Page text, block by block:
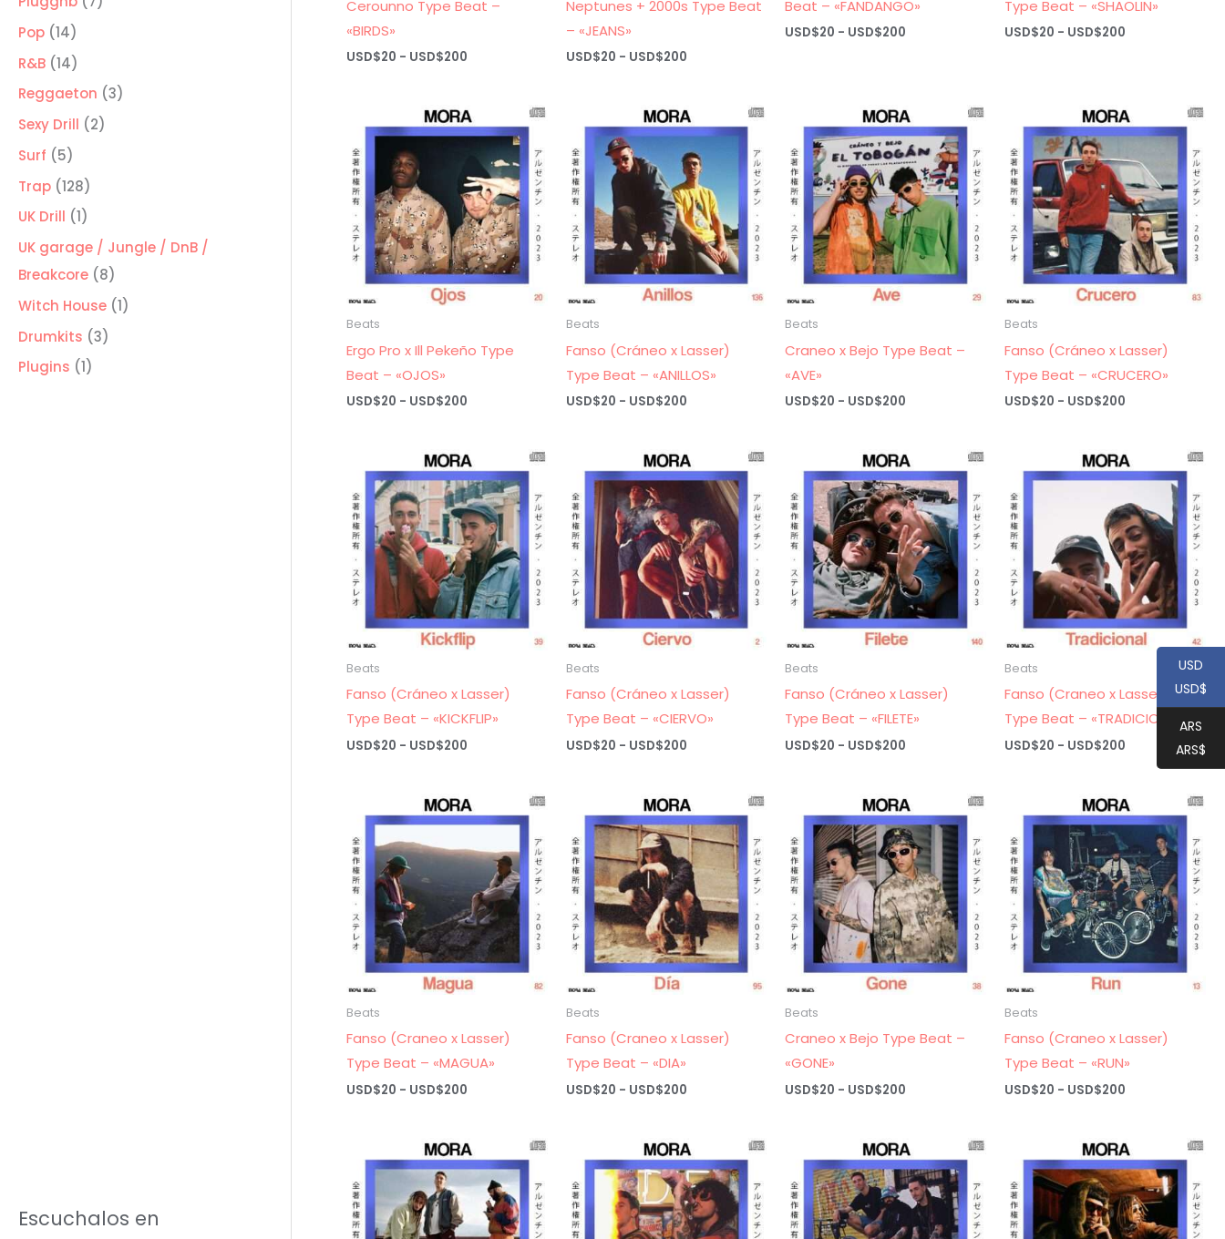
Pop 1414
productos
R&B 1414
productos
Reggaeton 33
Sexy Drill 22
Surf 55
productos
Trap 128128
productos
UK Drill 11
producto
UK garage / Jungle / DnB /
Breakcore
88
productos
Witch House 11
Drumkits 33
Plugins 11
Escuchalos en
Cerounno Type Beat –
«BIRDS»
USD$20 - USD$200Rango
USD$20
hasta
USD$200
Neptunes + 2000s Type Beat
– «JEANS»
USD$20 - USD$200Rango
USD$20
hasta
USD$200
Beat – «FANDANGO»
USD$20 - USD$200
hasta
USD$200
Type Beat – «SHAOLIN»
USD$20 - USD$200
hasta
USD$200
Beats
Ergo Pro x Ill Pekeño Type
Beat – «OJOS»
USD$20 - USD$200Rango
USD$20
hasta
USD$200
Beats
Fanso (Cráneo x Lasser)
Type Beat – «ANILLOS»
USD$20 - USD$200Rango
USD$20
hasta
USD$200
Beats
Craneo x Bejo Type Beat –
«AVE»
USD$20 - USD$200
USD$20
hasta
USD$200
Beats
Fanso (Cráneo x Lasser)
Type Beat – «CRUCERO»
USD$20 - USD$200
USD$20
hasta
USD$200
Beats
Fanso (Cráneo x Lasser)
Type Beat – «KICKFLIP»
USD$20 - USD$200Rango
USD$20
hasta
Beats
Fanso (Cráneo x Lasser)
Type Beat – «CIERVO»
USD$20 - USD$200Rango
USD$20
hasta
USD$200
Beats
Fanso (Cráneo x Lasser)
Type Beat – «FILETE»
USD$20 - USD$200
USD$20
hasta
USD$200
Beats
Fanso (Craneo x Lasser)
Type Beat – «TRADICIONAL»
USD$20 - USD$200
USD$20
hasta
USD$200
Beats
Fanso (Craneo x Lasser)
Type Beat – «MAGUA»
USD$20 - USD$200Rango
USD$20
hasta
USD$200
Beats
Fanso (Craneo x Lasser)
Type Beat – «DIA»
USD$20 - USD$200Rango
USD$20
hasta
USD$200
Beats
Craneo x Bejo Type Beat –
«GONE»
USD$20 - USD$200
USD$20
hasta
USD$200
Beats
Fanso (Craneo x Lasser)
Type Beat – «RUN»
USD$20 - USD$200
USD$20
hasta
USD$200
USD
USD$
ARS
ARS$